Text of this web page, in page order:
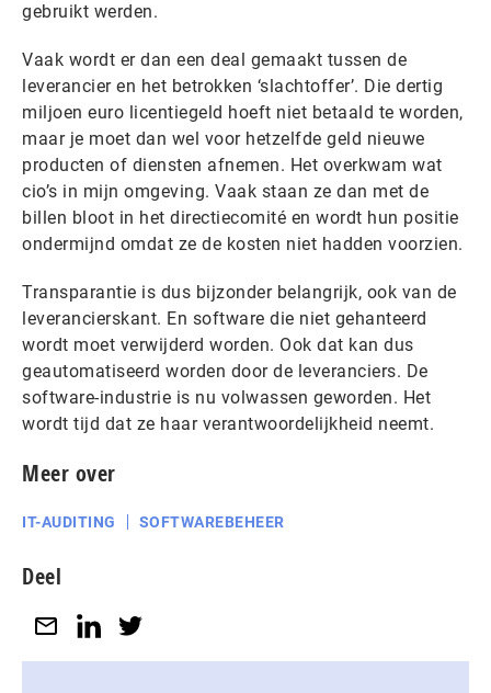
gebruikt werden.
Vaak wordt er dan een deal gemaakt tussen de
leverancier en het betrokken ‘slachtoffer’. Die dertig
miljoen euro licentiegeld hoeft niet betaald te worden,
maar je moet dan wel voor hetzelfde geld nieuwe
producten of diensten afnemen. Het overkwam wat
cio’s in mijn omgeving. Vaak staan ze dan met de
billen bloot in het directiecomité en wordt hun positie
ondermijnd omdat ze de kosten niet hadden voorzien.
Transparantie is dus bijzonder belangrijk, ook van de
leverancierskant. En software die niet gehanteerd
wordt moet verwijderd worden. Ook dat kan dus
geautomatiseerd worden door de leveranciers. De
software-industrie is nu volwassen geworden. Het
wordt tijd dat ze haar verantwoordelijkheid neemt.
Meer over
IT-AUDITING SOFTWAREBEHEER
Deel